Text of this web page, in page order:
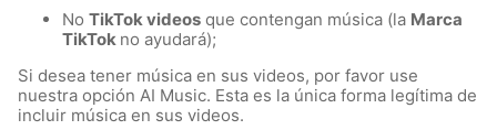
No TikTok videos que contengan música (la Marca
TikTok no ayudará);
Si desea tener música en sus videos, por favor use
nuestra opción AI Music. Esta es la única forma legítima de
incluir música en sus videos.